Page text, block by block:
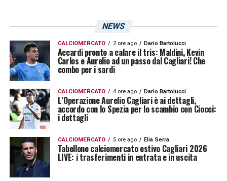
titolari, tutti devono avere la fiducia e sapere
che può toccare a loro.Cerri è arrivato con
qualche problema e poi ha avuto qualche
infortunio. La crescita la sta facendo vedere
ora, ha margini di miglioramento. C’è
differenza fra B e A, se avrà continuità
crescerà ancora»
Dichiarazioni riportate dal nostro inviato ad
NEWS
CALCIOMERCATO 2 ore ago Dario Bartolucci
Accardi pronto a calare il tris: Maldini, Kevin
Carlos e Aurelio ad un passo dal Cagliari! Che
combo per i sardi
CALCIOMERCATO 4 ore ago Dario Bartolucci
L’Operazione Aurelio Cagliari è ai dettagli,
accordo con lo Spezia per lo scambio con Ciocci:
i dettagli
CALCIOMERCATO 5 ore ago Elia Serra
Tabellone calciomercato estivo Cagliari 2026
LIVE: i trasferimenti in entrata e in uscita